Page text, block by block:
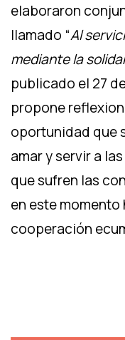
elaboraron
llamado “Al
mediante la
publicado el 27
propone
oportunidad que
amar y servir a
que sufren las
en este momento
cooperación